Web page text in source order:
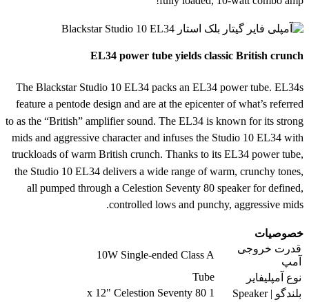
EL34 power tube yields classic British crunch
The Blackstar Studio 10 EL34 packs an EL34 power tube. EL34s
feature a pentode design and are at the epicenter of what’s referred
to as the “British” amplifier sound. The EL34 is known for its strong
mids and aggressive character and infuses the Studio 10 EL34 with
truckloads of warm British crunch. Thanks to its EL34 power tube,
the Studio 10 EL34 delivers a wide range of warm, crunchy tones,
all pumped through a Celestion Seventy 80 speaker for defined,
controlled lows and punchy, aggressive mids.
خصوصیات
قدرت خروجی
آمپ
10W Single-ended Class A
نوع آمپلیفایر
Tube
بلندگو | Speaker
1 x 12" Celestion Seventy 80